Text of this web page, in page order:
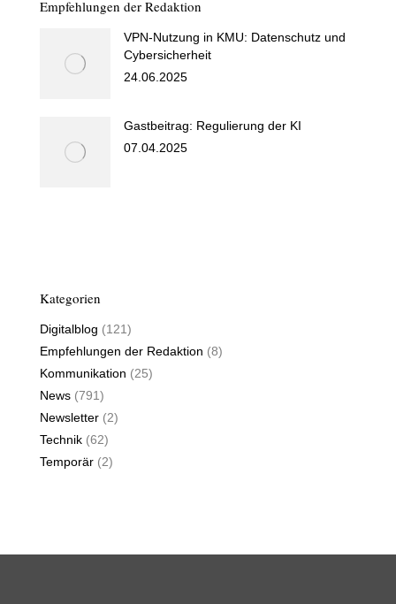
Empfehlungen der Redaktion
VPN-Nutzung in KMU: Datenschutz und
Cybersicherheit
24.06.2025
Gastbeitrag: Regulierung der KI
07.04.2025
Kategorien
Digitalblog (121)
Empfehlungen der Redaktion (8)
Kommunikation (25)
News (791)
Newsletter (2)
Technik (62)
Temporär (2)